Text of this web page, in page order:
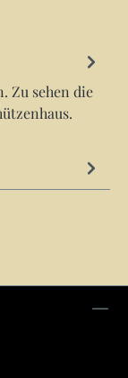
Zu sehen die